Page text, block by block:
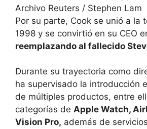
Por su parte, Cook se unió a la
1998 y se convirtió en su CEO
reemplazando al fallecido
Durante su trayectoria como
ha supervisado la introducción
de múltiples productos, entre
categorías de Apple Watch,
Vision Pro, además de